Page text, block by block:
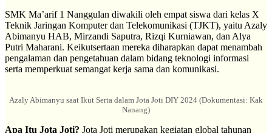
SMK Ma’arif 1 Nanggulan diwakili oleh empat siswa dari kelas X
Teknik Jaringan Komputer dan Telekomunikasi (TJKT), yaitu Azaly
Abimanyu HAB, Mirzandi Saputra, Rizqi Kurniawan, dan Alya
Putri Maharani. Keikutsertaan mereka diharapkan dapat menambah
pengalaman dan pengetahuan dalam bidang teknologi informasi
serta memperkuat semangat kerja sama dan komunikasi.
Azaly Abimanyu saat Ikut Serta dalam Jota Joti DIY 2024 (Dokumentasi: Kak
Nanang)
Apa Itu Jota Joti? Jota Joti merupakan kegiatan global tahunan